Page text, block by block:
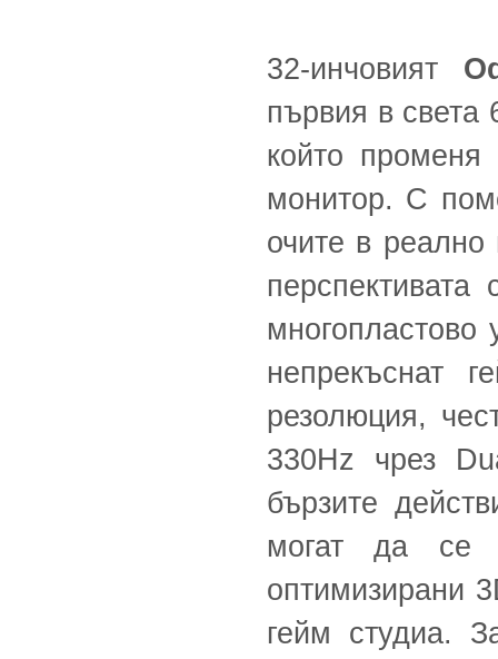
32-инчовият
първия в света
който променя
монитор. С
очите в
непрекъснат
резолюция,
330Hz чрез
бързите
могат да се
оптимизирани
гейм студиа.